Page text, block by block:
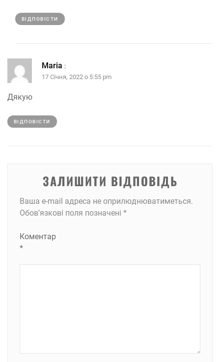
ВІДПОВІCТИ
Maria :
17 Січня, 2022 о 5:55 pm
Дякую
ВІДПОВІCТИ
ЗАЛИШИТИ ВІДПОВІДЬ
Ваша e-mail адреса не оприлюднюватиметься.
Обов’язкові поля позначені *
Коментар
*